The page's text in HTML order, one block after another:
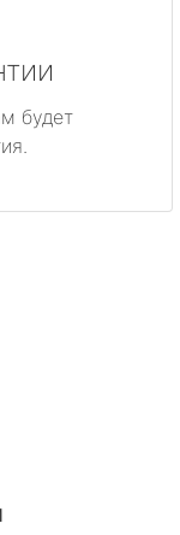
будет